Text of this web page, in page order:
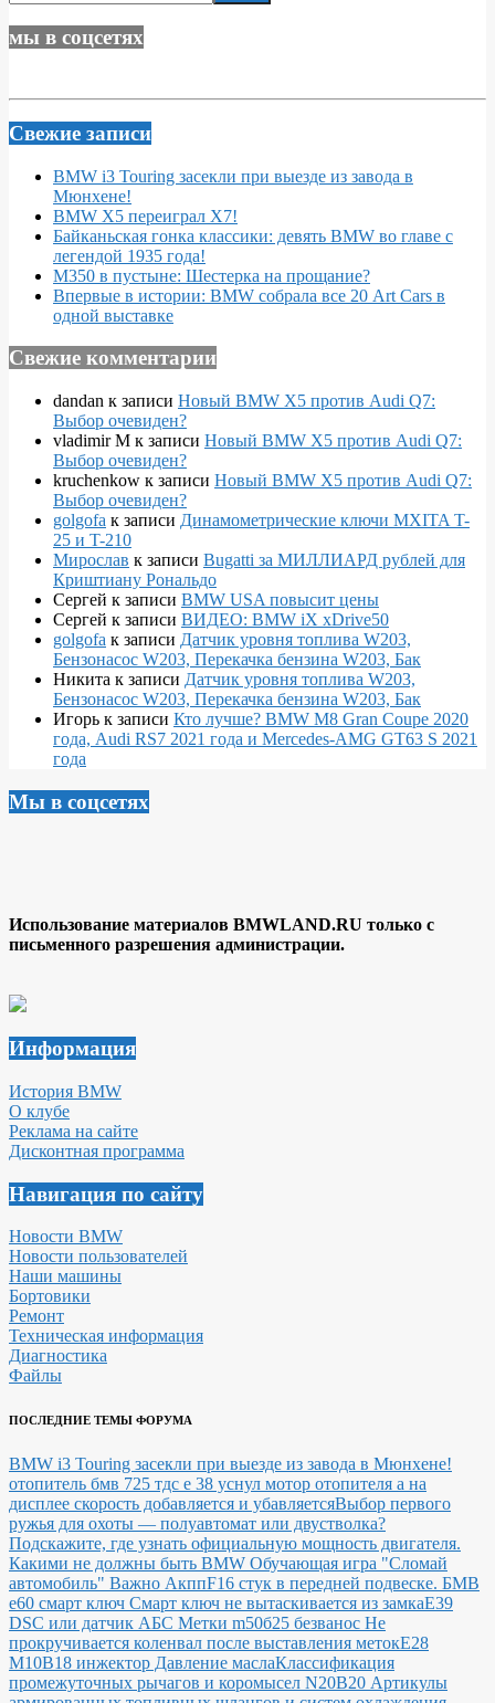
мы в соцсетях
Свежие записи
BMW i3 Touring засекли при выезде из завода в
Мюнхене!
BMW X5 переиграл X7!
Байканьская гонка классики: девять BMW во главе с
легендой 1935 года!
M350 в пустыне: Шестерка на прощание?
Впервые в истории: BMW собрала все 20 Art Cars в
одной выставке
Свежие комментарии
dandan к записи Новый BMW X5 против Audi Q7:
Выбор очевиден?
vladimir M к записи Новый BMW X5 против Audi Q7:
Выбор очевиден?
kruchenkow к записи Новый BMW X5 против Audi Q7:
Выбор очевиден?
golgofa к записи Динамометрические ключи MXITA T-
25 и T-210
Мирослав к записи Bugatti за МИЛЛИАРД рублей для
Криштиану Рональдо
Сергей к записи BMW USA повысит цены
Сергей к записи ВИДЕО: BMW iX xDrive50
golgofa к записи Датчик уровня топлива W203,
Бензонасос W203, Перекачка бензина W203, Бак
Никита к записи Датчик уровня топлива W203,
Бензонасос W203, Перекачка бензина W203, Бак
Игорь к записи Кто лучше? BMW M8 Gran Coupe 2020
года, Audi RS7 2021 года и Mercedes-AMG GT63 S 2021
года
Мы в соцсетях
Использование материалов BMWLAND.RU только с
письменного разрешения администрации.
Информация
История BMW
О клубе
Реклама на сайте
Дисконтная программа
Навигация по сайту
Новости BMW
Новости пользователей
Наши машины
Бортовики
Ремонт
Техническая информация
Диагностика
Файлы
ПОСЛЕДНИЕ ТЕМЫ ФОРУМА
BMW i3 Touring засекли при выезде из завода в Мюнхене!
отопитель бмв 725 тдс е 38 уснул мотор отопителя а на
дисплее скорость добавляется и убавляетсяВыбор первого
ружья для охоты — полуавтомат или двустволка?
Подскажите, где узнать официальную мощность двигателя.
Какими не должны быть BMW Обучающая игра "Сломай
автомобиль" Важно АкппF16 стук в передней подвеске. БМВ
е60 смарт ключ Смарт ключ не вытаскивается из замкаE39
DSC или датчик АБС Метки m50б25 безванос Не
прокручивается коленвал после выставления метокЕ28
М10В18 инжектор Давление маслаКлассификация
промежуточных рычагов и коромысел N20B20 Артикулы